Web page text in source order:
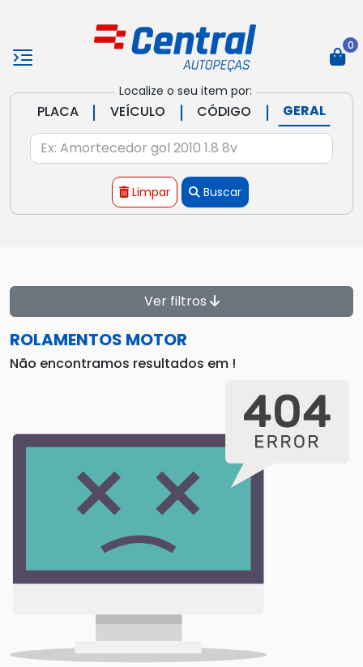
Localize o seu item por:
PLACA | VEÍCULO | CÓDIGO | GERAL
Limpar Buscar
0
Ver filtros
ROLAMENTOS MOTOR
Não encontramos resultados em !